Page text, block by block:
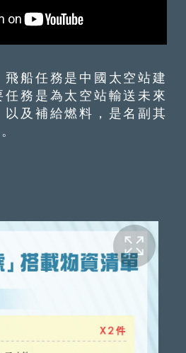
船任務是中國太空站建
務是為太空站輸送未來
以及補給燃料，是名副其